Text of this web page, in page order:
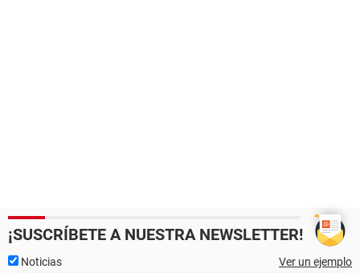
¡SUSCRÍBETE A NUESTRA NEWSLETTER!
Noticias Ver un ejemplo